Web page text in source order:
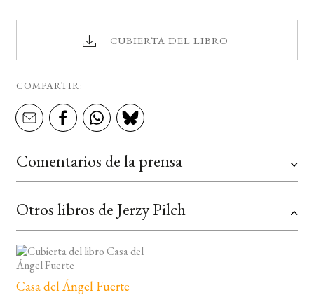
CUBIERTA DEL LIBRO
COMPARTIR:
Comentarios de la prensa
Otros libros de Jerzy Pilch
Casa del Ángel Fuerte